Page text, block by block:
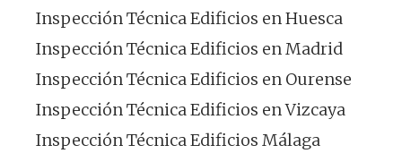
Inspección Técnica Edificios en Huesca
Inspección Técnica Edificios en Madrid
Inspección Técnica Edificios en Ourense
Inspección Técnica Edificios en Vizcaya
Inspección Técnica Edificios Málaga